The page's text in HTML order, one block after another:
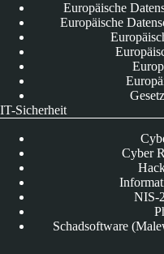
Europäische
Europäische
IT-Sicherheit
Cyber
NIS-
Schadsoftware